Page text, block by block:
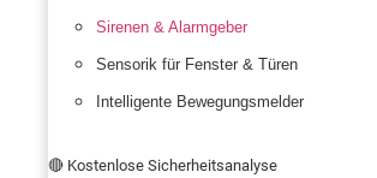
Sirenen & Alarmgeber
Sensorik für Fenster & Türen
Intelligente Bewegungsmelder
🔴 Kostenlose Sicherheitsanalyse